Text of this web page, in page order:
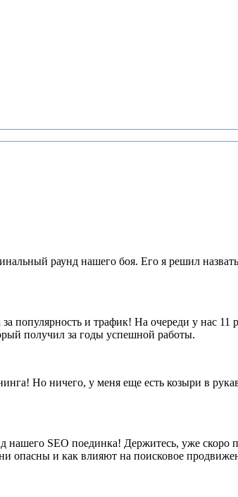
раунд нашего боя. Его я решил
и трафик! На очереди у нас 11
получил за годы успешной работы.
Но ничего, у меня еще есть козыри в
SEO поединка! Держитесь, уже
опасны и как влияют на поисковое